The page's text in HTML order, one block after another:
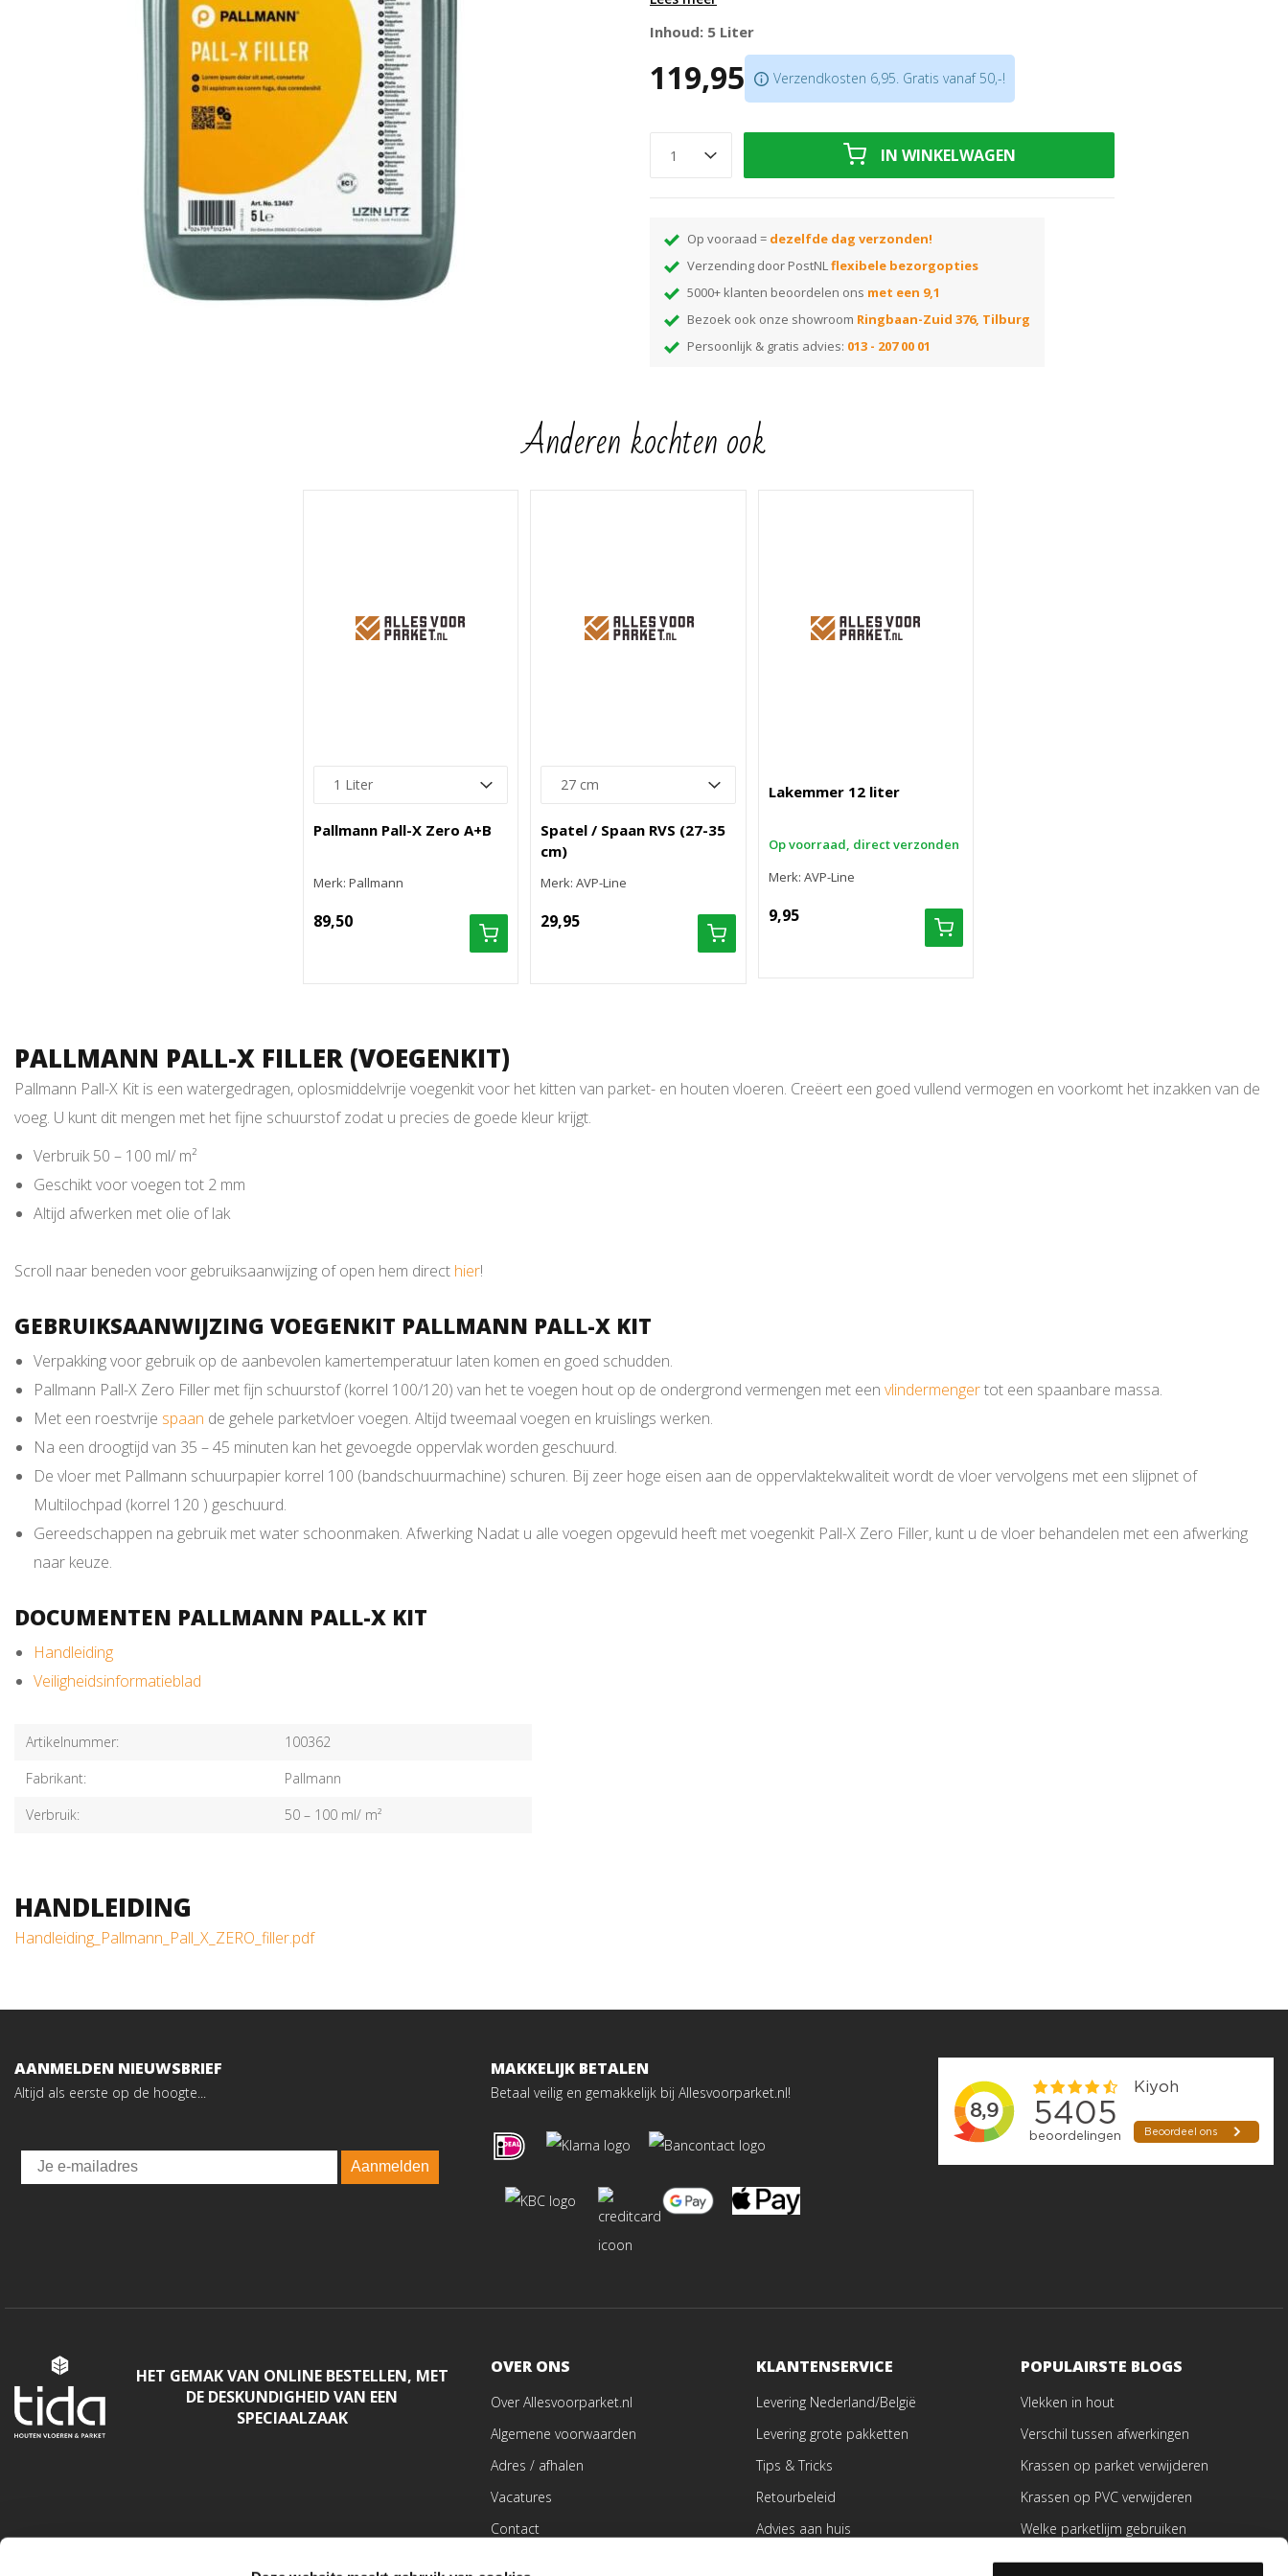
Verbruik 50 – 100 ml/ m²
Geschikt voor voegen tot 2 mm
Altijd afwerken met olie of lak
Scroll naar beneden voor gebruiksaanwijzing of open hem direct
Inhoud: 5 Liter
119,95 Verzendkosten 6,95. Gratis vanaf 50,-!
IN WINKELWAGEN
Op vooraad = dezelfde dag verzonden!
Verzending door PostNLflexibele bezorgopties
5000+ klanten beoordelen ons met een 9,1
Bezoek ook onze showroom Ringbaan-Zuid 376, Tilburg
Persoonlijk & gratis advies: 013 - 207 00 01
Anderen kochten ook
Pallmann Pall-X Zero A+B
Merk: Pallmann
89,50
Spatel / Spaan RVS (27-35
cm)
Merk: AVP-Line
29,95
Lakemmer 12 liter
Op voorraad, direct verzonden
Merk: AVP-Line
9,95
PALLMANN PALL-X FILLER (VOEGENKIT)
Pallmann Pall-X Kit is een watergedragen, oplosmiddelvrije voegenkit voor het kitten van parket- en houten vloeren. Creëert een goed vullend vermogen en voorkomt het inzakken van de
voeg. U kunt dit mengen met het fijne schuurstof zodat u precies de goede kleur krijgt.
Verbruik 50 – 100 ml/ m²
Geschikt voor voegen tot 2 mm
Altijd afwerken met olie of lak
Scroll naar beneden voor gebruiksaanwijzing of open hem direct hier!
GEBRUIKSAANWIJZING VOEGENKIT PALLMANN PALL-X KIT
Verpakking voor gebruik op de aanbevolen kamertemperatuur laten komen en goed schudden.
Pallmann Pall-X Zero Filler met fijn schuurstof (korrel 100/120) van het te voegen hout op de ondergrond vermengen met een vlindermengertot een spaanbare massa.
Met een roestvrije spaan de gehele parketvloer voegen. Altijd tweemaal voegen en kruislings werken.
Na een droogtijd van 35 – 45 minuten kan het gevoegde oppervlak worden geschuurd.
De vloer met Pallmann schuurpapier korrel 100 (bandschuurmachine) schuren. Bij zeer hoge eisen aan de oppervlaktekwaliteit wordt de vloer vervolgens met een slijpnet of
Multilochpad (korrel 120 ) geschuurd.
Gereedschappen na gebruik met water schoonmaken. Afwerking Nadat u alle voegen opgevuld heeft met voegenkit Pall-X Zero Filler, kunt u de vloer behandelen met een afwerking
naar keuze.
DOCUMENTEN PALLMANN PALL-X KIT
Handleiding
Veiligheidsinformatieblad
Artikelnummer:
100362
Fabrikant:
Pallmann
Verbruik:
50 – 100 ml/ m²
HANDLEIDING
Handleiding_Pallmann_Pall_X_ZERO_filler.pdf
AANMELDEN NIEUWSBRIEF
Altijd als eerste op de hoogte...
Email
Aanmelden
MAKKELIJK BETALEN
Betaal veilig en gemakkelijk bij Allesvoorparket.nl!
HET GEMAK VAN ONLINE BESTELLEN, MET
DE DESKUNDIGHEID VAN EEN
SPECIAALZAAK
OVER ONS
Over Allesvoorparket.nl
Algemene voorwaarden
Adres / afhalen
Vacatures
Contact
KLANTENSERVICE
Levering Nederland/België
Levering grote pakketten
Tips & Tricks
Retourbeleid
Advies aan huis
POPULAIRSTE BLOGS
Vlekken in hout
Verschil tussen afwerkingen
Krassen op parket verwijderen
Krassen op PVC verwijderen
Welke parketlijm gebruiken